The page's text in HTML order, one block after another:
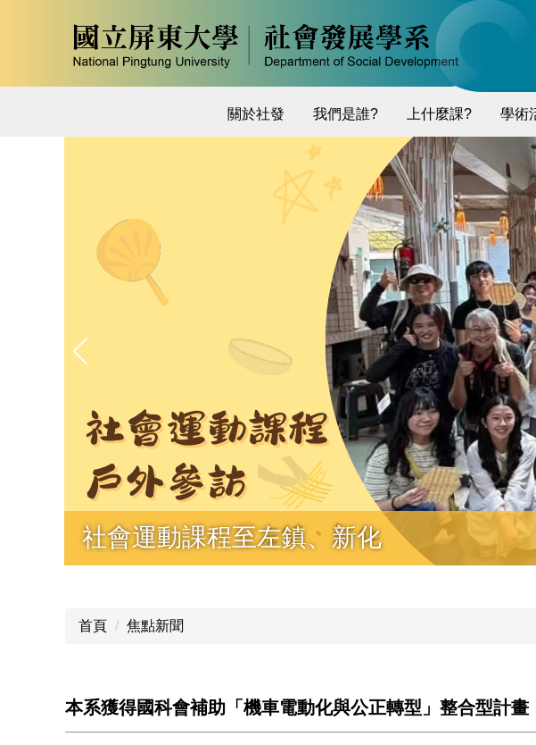
關於社發 我們是誰? 上什麼課? 學術
社會運動課程至左鎮、新化
首頁 焦點新聞
本系獲得國科會補助「機車電動化與公正轉型」整合型計畫